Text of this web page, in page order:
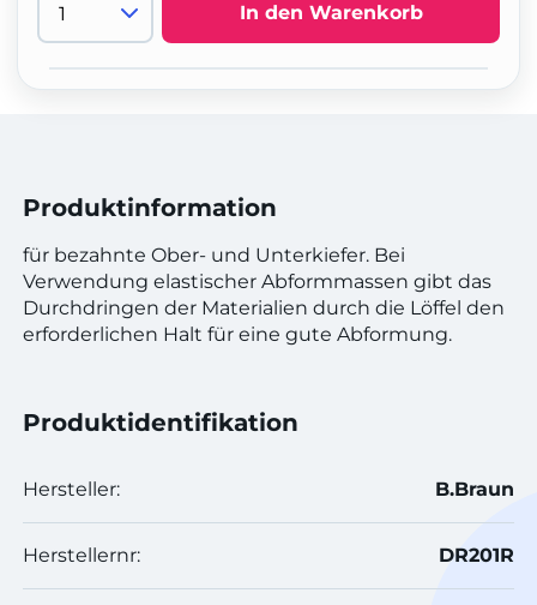
In den Warenkorb
Produktinformation
für bezahnte Ober- und Unterkiefer. Bei
Verwendung elastischer Abformmassen gibt das
Durchdringen der Materialien durch die Löffel den
erforderlichen Halt für eine gute Abformung.
Produktidentifikation
Hersteller: B.Braun
Herstellernr: DR201R